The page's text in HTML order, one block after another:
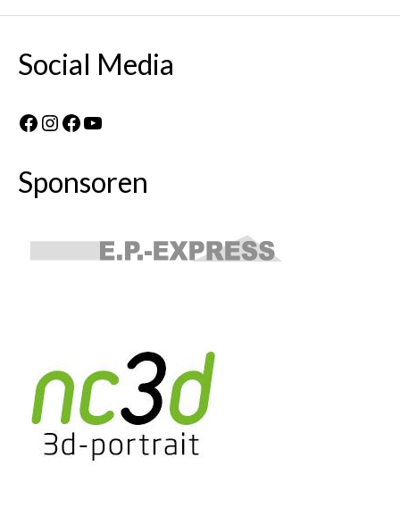
Social Media
Facebook
Instagram
Facebook
YouTube
Sponsoren